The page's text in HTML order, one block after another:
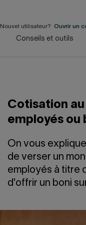
contenu
Notre Impact
À propos
LIENS RAPIDES
Nouvel utilisateur? Ouvrir un
Conseils et outils
Cotisation au
employés ou
On vous
de verser un
employés à titre
d'offrir un boni